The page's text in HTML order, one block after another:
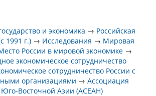
и экономика → Российская
1991 г.) → Исследования → Мировая
России в мировой экономике →
экономическое сотрудничество
сотрудничество России с
организациями →Ассоциация
Юго-Восточной Азии (АСЕАН)